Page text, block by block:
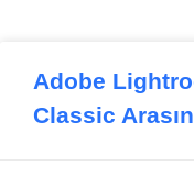
Adobe
Classic